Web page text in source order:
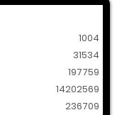
1004
31534
197759
14202569
236709